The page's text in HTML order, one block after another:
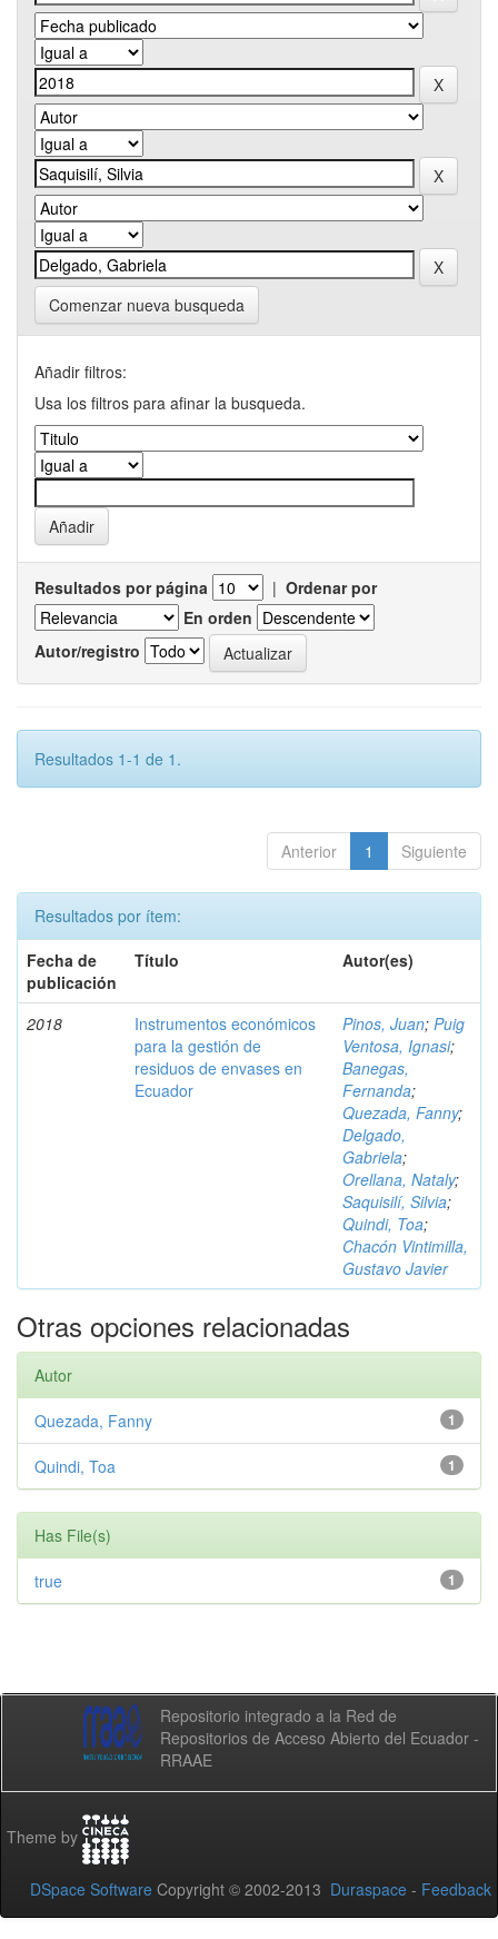
Comenzar nueva busqueda
Añadir filtros:
Usa los filtros para afinar la busqueda.
Resultados por página | Ordenar por
En orden
Autor/registro
Resultados 1-1 de 1.
Anterior 1 Siguiente
Resultados por ítem:
Fecha de
publicación
Título Autor(es)
2018
Instrumentos económicos
para la gestión de
residuos de envases en
Ecuador
Pinos, Juan; Puig
Ventosa, Ignasi;
Banegas,
Fernanda;
Quezada, Fanny;
Delgado,
Gabriela;
Orellana, Nataly;
Saquisilí, Silvia;
Quindi, Toa;
Chacón Vintimilla,
Gustavo Javier
Otras opciones relacionadas
Autor
1
Quezada, Fanny
1
Quindi, Toa
Has File(s)
1
true
Repositorio integrado a la Red de
Repositorios de Acceso Abierto del Ecuador -
RRAAE
Theme by
DSpace Software Copyright © 2002-2013 Duraspace - Feedback